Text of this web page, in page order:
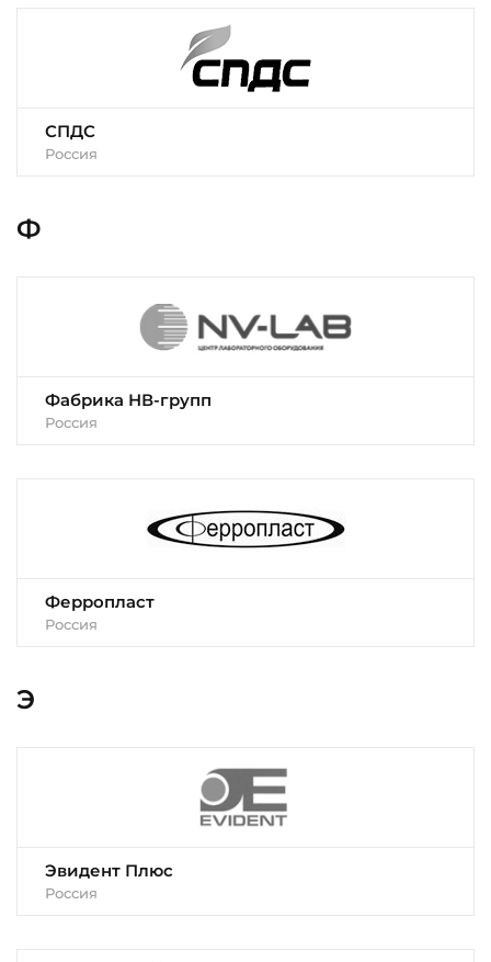
СПДС
Россия
Ф
Фабрика НВ-групп
Россия
Ферропласт
Россия
Э
Эвидент Плюс
Россия